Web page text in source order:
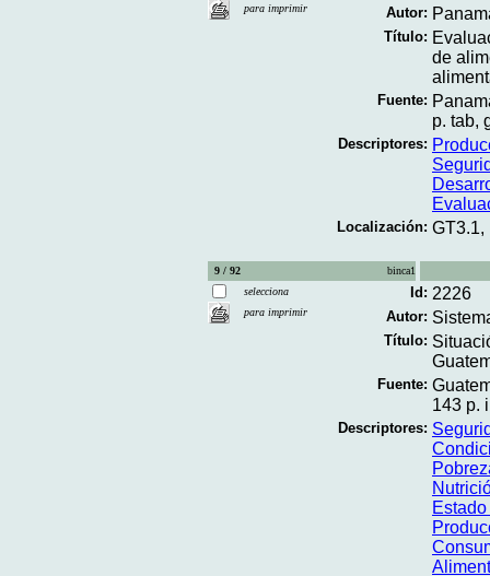
para imprimir
Autor:
Título:
de
Fuente:
p. tab,
Descriptores:
Localización: GT3.1,
9 / 92
binca1
selecciona
para imprimir
Id: 2226
Autor:
Título:
Fuente:
143 p.
Descriptores: